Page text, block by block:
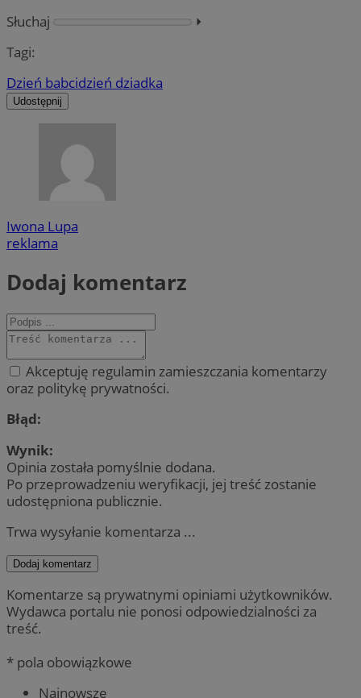
Słuchaj
⏵︎
Tagi:
Dzień babcidzień dziadka
Udostępnij
Iwona Lupa
reklama
Dodaj komentarz
Akceptuję regulamin zamieszczania komentarzy
oraz politykę prywatności.
Błąd:
Wynik:
Opinia została pomyślnie dodana.
Po przeprowadzeniu weryfikacji, jej treść zostanie
udostępniona publicznie.
Trwa wysyłanie komentarza ...
Dodaj komentarz
Komentarze są prywatnymi opiniami użytkowników.
Wydawca portalu nie ponosi odpowiedzialności za
treść.
* pola obowiązkowe
Najnowsze